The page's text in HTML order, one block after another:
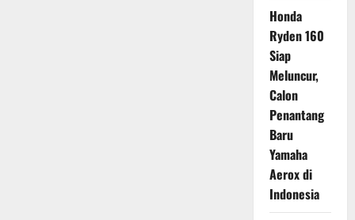
Honda
Ryden 160
Siap
Meluncur,
Calon
Penantang
Baru
Yamaha
Aerox di
Indonesia